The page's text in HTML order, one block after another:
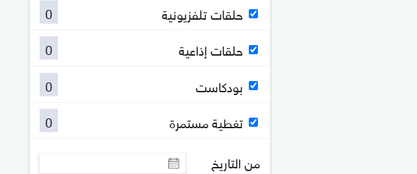
حلقات تلفزيونية
0
حلقات إذاعية
0
بودكاست
0
تغطية مستمرة
0
من التاريخ